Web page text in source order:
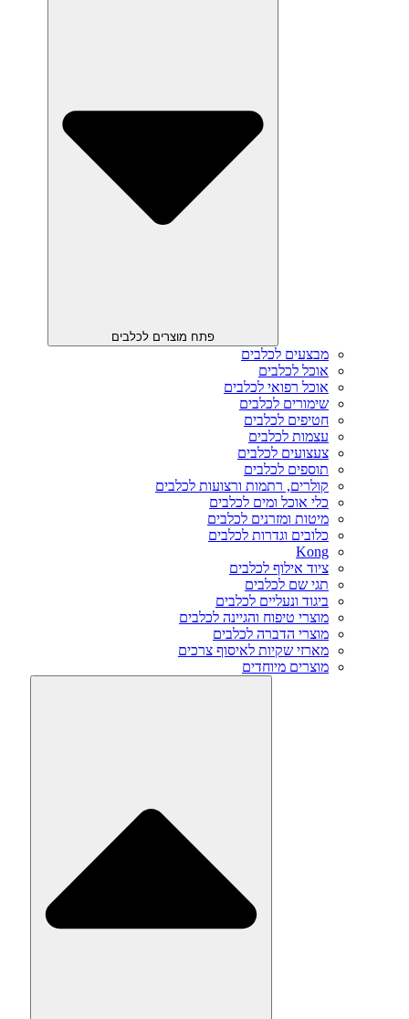
פתח מוצרים לכלבים
מבצעים לכלבים
אוכל לכלבים
אוכל רפואי לכלבים
שימורים לכלבים
חטיפים לכלבים
עצמות לכלבים
צעצועים לכלבים
תוספים לכלבים
קולרים, רתמות ורצועות לכלבים
כלי אוכל ומים לכלבים
מיטות ומזרנים לכלבים
כלובים וגדרות לכלבים
Kong
ציוד אילוף לכלבים
תגי שם לכלבים
ביגוד ונעליים לכלבים
מוצרי טיפוח והגיינה לכלבים
מוצרי הדברה לכלבים
מארזי שקיות לאיסוף צרכים
מוצרים מיוחדים